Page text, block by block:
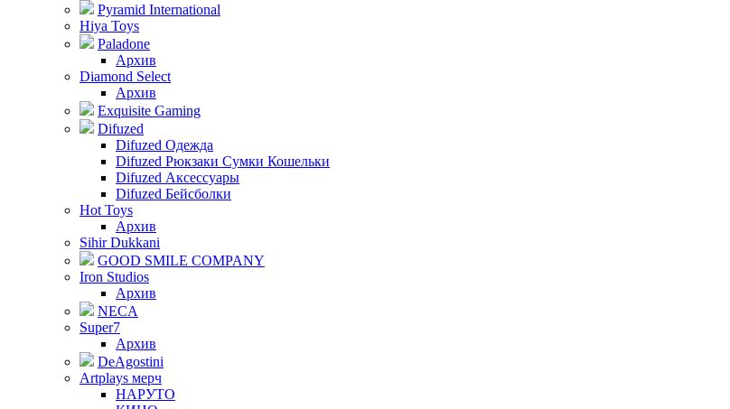
Pyramid International
Hiya Toys
Paladone
Архив
Diamond Select
Архив
Exquisite Gaming
Difuzed
Difuzed Одежда
Difuzed Рюкзаки Сумки Кошельки
Difuzed Аксессуары
Difuzed Бейсболки
Hot Toys
Архив
Sihir Dukkani
GOOD SMILE COMPANY
Iron Studios
Архив
NECA
Super7
Архив
DeAgostini
Artplays мерч
НАРУТО